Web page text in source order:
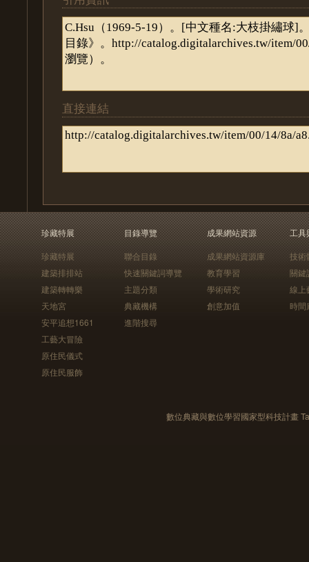
直接連結
珍藏特展
珍藏特展
建築排排站
建築轉轉樂
天地宮
安平追想1661
工藝大冒險
原住民儀式
原住民服飾
目錄導覽
聯合目錄
快速關鍵詞導覽
主題分類
典藏機構
進階搜尋
成果網站資源
成果網站資源庫
教育學習
學術研究
創意加值
工具
技術
關鍵
線上
時間
數位典藏與數位學習國家型科技計畫